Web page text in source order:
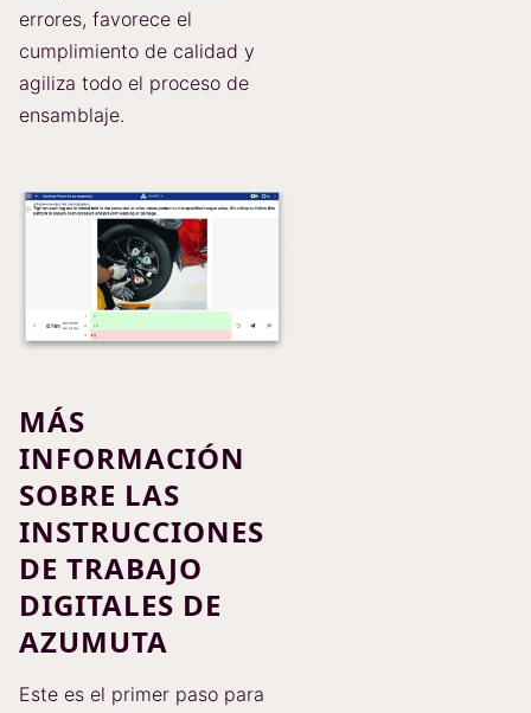
errores, favorece el
cumplimiento de calidad y
agiliza todo el proceso de
ensamblaje.
MÁS
INFORMACIÓN
SOBRE LAS
INSTRUCCIONES
DE TRABAJO
DIGITALES DE
AZUMUTA
Este es el primer paso para